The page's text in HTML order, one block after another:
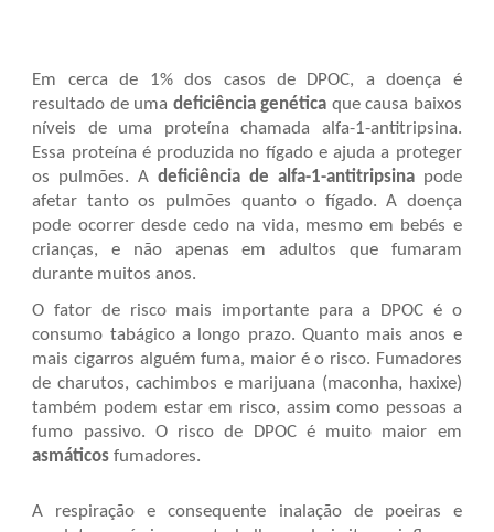
Em cerca de 1% dos casos de DPOC, a doença é
resultado de uma deficiência genética que causa baixos
níveis de uma proteína chamada alfa-1-antitripsina.
Essa proteína é produzida no fígado e ajuda a proteger
os pulmões. A deficiência de alfa-1-antitripsinapode
afetar tanto os pulmões quanto o fígado. A doença
pode ocorrer desde cedo na vida, mesmo em bebés e
crianças, e não apenas em adultos que fumaram
durante muitos anos.
O fator de risco mais importante para a
DPOC é o
consumo tabágicoa longo prazo. Quanto mais anos e
mais cigarros alguém fuma, maior é o risco. Fumadores
de charutos, cachimbos e marijuana (maconha, haxixe)
também podem estar em risco, assim como pessoas a
fumo passivo. O risco de
DPOCé muito maior em
asmáticos fumadores.
A respiração e consequente inalação de poeiras e